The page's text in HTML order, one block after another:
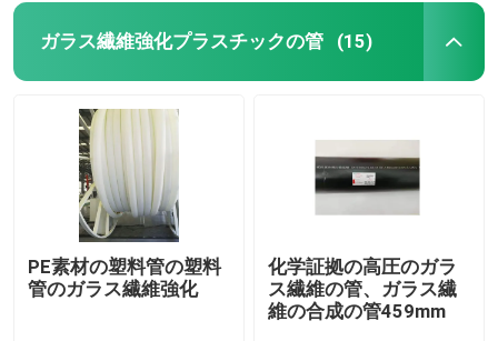
ガラス繊維強化プラスチックの管 (15)
PE素材の塑料管の塑料
管のガラス繊維強化
化学証拠の高圧のガラ
ス繊維の管、ガラス繊
維の合成の管459mm